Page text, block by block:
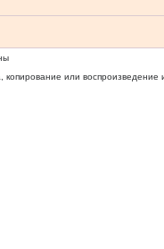
копирование или